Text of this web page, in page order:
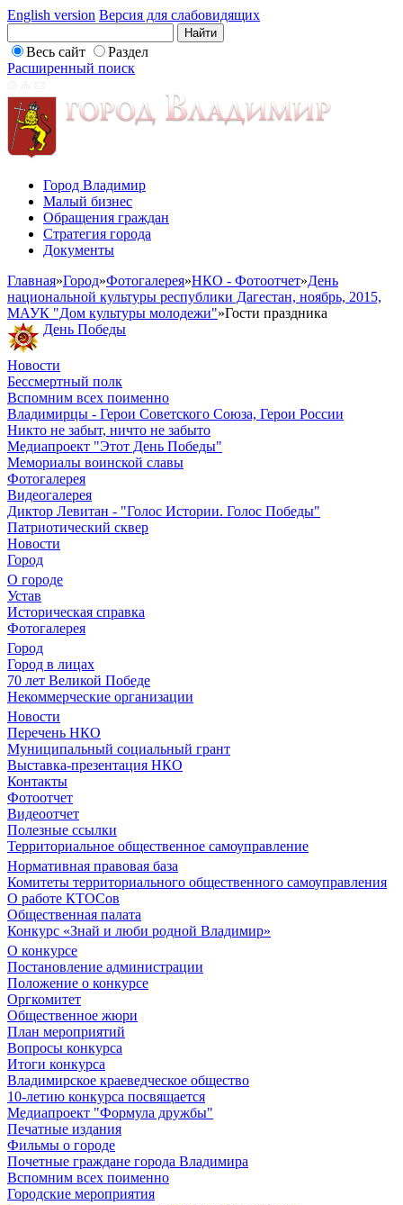
English version Версия для слабовидящих
Весь сайт
Раздел
Расширенный поиск
Город Владимир
Малый бизнес
Обращения граждан
Стратегия города
Документы
Главная»Город»Фотогалерея»НКО - Фотоотчет»День
национальной культуры республики Дагестан, ноябрь, 2015,
МАУК "Дом культуры молодежи"»Гости праздника
День Победы
Новости
Бессмертный полк
Вспомним всех поименно
Владимирцы - Герои Советского Союза, Герои России
Никто не забыт, ничто не забыто
Медиапроект "Этот День Победы"
Мемориалы воинской славы
Фотогалерея
Видеогалерея
Диктор Левитан - "Голос Истории. Голос Победы"
Патриотический сквер
Новости
Город
О городе
Устав
Историческая справка
Фотогалерея
Город
Город в лицах
70 лет Великой Победе
Некоммерческие организации
Новости
Перечень НКО
Муниципальный социальный грант
Выставка-презентация НКО
Контакты
Фотоотчет
Видеоотчет
Полезные ссылки
Территориальное общественное самоуправление
Нормативная правовая база
Комитеты территориального общественного самоуправления
О работе КТОСов
Общественная палата
Конкурс «Знай и люби родной Владимир»
О конкурсе
Постановление администрации
Положение о конкурсе
Оргкомитет
Общественное жюри
План мероприятий
Вопросы конкурса
Итоги конкурса
Владимирское краеведческое общество
10-летию конкурса посвящается
Медиапроект "Формула дружбы"
Печатные издания
Фильмы о городе
Почетные граждане города Владимира
Вспомним всех поименно
Городские мероприятия